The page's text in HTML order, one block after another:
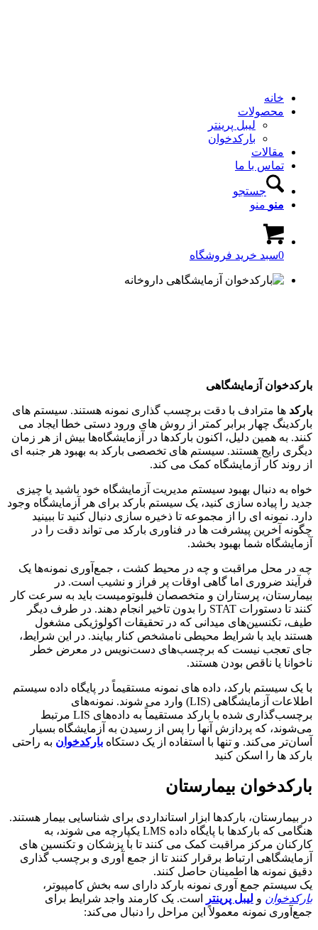
خانه
محصولات
لیبل پرینتر
بارکدخوان
مقالات
تماس با ما
جستجو
منو منو
0سبد خرید فروشگاه
بارکدخوان آزمایشگاهی
بارکد ها مترادف با دقت برچسب گذاری نمونه هستند. سیستم های
بارکدینگ چهار برابر کمتر از روش های ورود دستی خطا ایجاد می
کنند. به همین دلیل، اکنون بارکدها در آزمایشگاه‌ها بیش از هر زمان
دیگری رایج هستند. سیستم های تخصصی بارکد به بهبود هر جنبه ای
از روند کار آزمایشگاه کمک می کند.
خواه به دنبال بهبود سیستم مدیریت آزمایشگاه خود باشید یا چیزی
جدید را پیاده سازی کنید، یک سیستم بارکد برای هر آزمایشگاه وجود
دارد. نمونه ای را از مجموعه تا ذخیره سازی دنبال کنید تا ببینید
چگونه آخرین پیشرفت ها در فناوری بارکد می تواند دقت را در
آزمایشگاه شما بهبود بخشد.
چه در محل مراقبت و چه در محیط کشت ، جمع‌آوری نمونه‌ها یک
فرآیند ضروری اما گاهی اوقات پر فراز و نشیب است. در
بیمارستان، پرستاران و متخصصان فلبوتومیست باید به سرعت کار
کنند تا دستورات STAT را بدون تاخیر انجام دهند. در طرف دیگر
طیف، تکنسین‌های میدانی که در تحقیقات اکولوژیکی مشغول
هستند باید با شرایط محیطی نامشخص کنار بیایند. در این شرایط،
جای تعجب نیست که برچسب‌های دست‌نویس در معرض خطر
ناخوانا یا ناقص بودن هستند.
با یک سیستم بارکد، داده های نمونه مستقیماً در پایگاه داده سیستم
اطلاعات آزمایشگاهی (LIS) وارد می شوند. نمونه‌های
برچسب‌گذاری شده با بارکد مستقیماً به داده‌های LIS مرتبط
می‌شوند، که پردازش آنها را پس از رسیدن به آزمایشگاه بسیار
آسان‌تر می‌کند. و تنها با استفاده از یک دستکاه بارکدخوان به راحتی
بارکد ها را اسکن کنید
بارکدخوان بیمارستان
در بیمارستان، بارکدها ابزار استانداردی برای شناسایی بیمار هستند.
هنگامی که بارکدها با پایگاه داده LMS یکپارچه می شوند، به
کارکنان مرکز مراقبت کمک می کنند تا با پزشکان و تکنسین های
آزمایشگاهی ارتباط برقرار کنند تا از جمع آوری و برچسب گذاری
دقیق نمونه ها اطمینان حاصل کنند.
یک سیستم جمع آوری نمونه بارکد دارای سه بخش کامپیوتر،
بارکدخوان و لیبل پرینتر
است. یک کارمند واجد شرایط برای
جمع‌آوری نمونه معمولاً این مراحل را دنبال می‌کند: